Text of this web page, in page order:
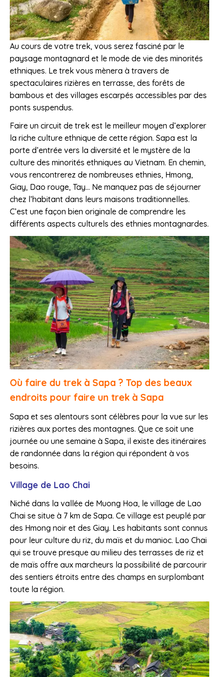
Au cours de votre trek, vous serez fasciné par le
paysage montagnard et le mode de vie des minorités
ethniques. Le trek vous mènera à travers de
spectaculaires rizières en terrasse, des forêts de
bambous et des villages escarpés accessibles par des
ponts suspendus.
Faire un circuit de trek est le meilleur moyen d’explorer
la riche culture ethnique de cette région. Sapa est la
porte d’entrée vers la diversité et le mystère de la
culture des minorités ethniques au Vietnam. En chemin,
vous rencontrerez de nombreuses ethnies, Hmong,
Giay, Dao rouge, Tay… Ne manquez pas de séjourner
chez l’habitant dans leurs maisons traditionnelles.
C’est une façon bien originale de comprendre les
différents aspects culturels des ethnies montagnardes.
Où faire du trek à Sapa ? Top des beaux
endroits pour faire un trek à Sapa
Sapa et ses alentours sont célèbres pour la vue sur les
rizières aux portes des montagnes. Que ce soit une
journée ou une semaine à Sapa, il existe des itinéraires
de randonnée dans la région qui répondent à vos
besoins.
Village de Lao Chai
Niché dans la vallée de Muong Hoa, le village de Lao
Chai se situe à 7 km de Sapa. Ce village est peuplé par
des Hmong noir et des Giay. Les habitants sont connus
pour leur culture du riz, du maïs et du manioc. Lao Chai
qui se trouve presque au milieu des terrasses de riz et
de maïs offre aux marcheurs la possibilité de parcourir
des sentiers étroits entre des champs en surplombant
toute la région.